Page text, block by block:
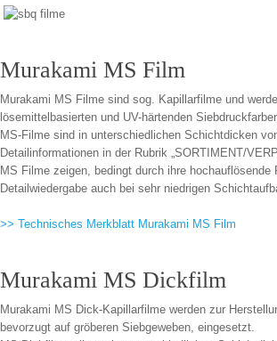
Murakami MS Film
Murakami MS Filme sind sog. Kapillarfilme und
lösemittelbasierten und UV-härtenden
MS-Filme sind in unterschiedlichen Schichtdicken
Detailinformationen in der Rubrik „SORTIMENT/
MS Filme zeigen, bedingt durch ihre
Detailwiedergabe auch bei sehr niedrigen
>> Technisches Merkblatt Murakami MS Film
Murakami MS Dickfilm
Murakami MS Dick-Kapillarfilme werden zur
bevorzugt auf gröberen Siebgeweben, eingesetzt.